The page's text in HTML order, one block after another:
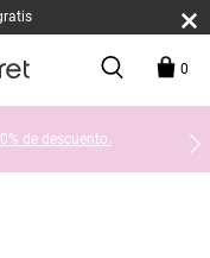
0
de descuento.